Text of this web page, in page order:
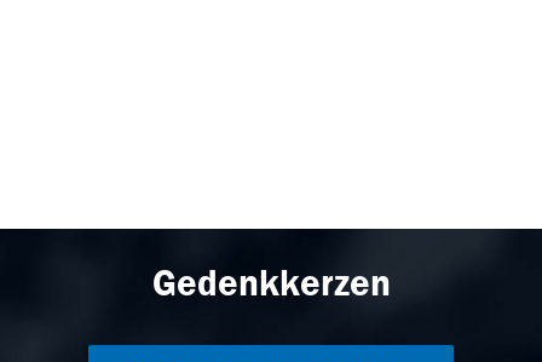
Gedenkkerzen